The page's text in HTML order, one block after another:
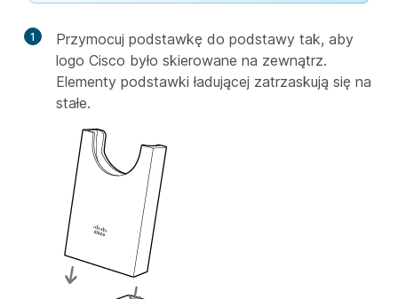
1
Przymocuj podstawkę do podstawy tak, aby
logo Cisco było skierowane na zewnątrz.
Elementy podstawki ładującej zatrzaskują się na
stałe.